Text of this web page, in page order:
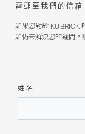
電郵至我們的信箱
如果您對於 KUBRICK
如仍未解決您的疑問，
姓 名